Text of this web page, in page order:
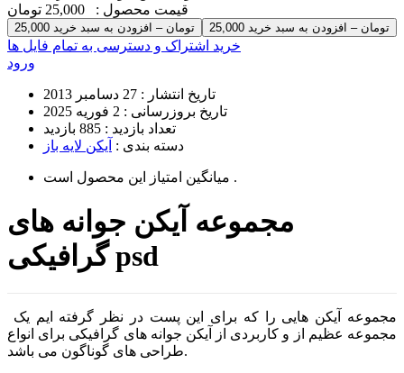
قیمت محصول : 25,000 تومان
25,000 تومان – افزودن به سبد خرید
خرید اشتراک و دسترسی به تمام فایل ها
ورود
تاریخ انتشار : 27 دسامبر 2013
تاریخ بروزرسانی : 2 فوریه 2025
تعداد بازدید : 885 بازدید
دسته بندی : آیکن لایه باز
میانگین امتیاز این محصول است .
مجموعه آیکن جوانه های
گرافیکی psd
مجموعه عظیم از و کاربردی از آیکن جوانه های گرافیکی برای انواع
طراحی های گوناگون می باشد.